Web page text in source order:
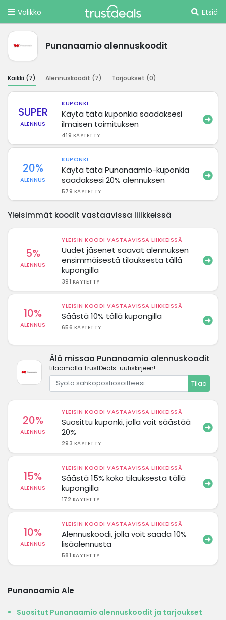
Valikko Etsiä
Punanaamio alennuskoodit
Kaikki (7) Alennuskoodit (7) Tarjoukset (0)
SUPER
ALENNUS
KUPONKI
Käytä tätä kuponkia saadaksesi
ilmaisen toimituksen
419 KÄYTETTY
20%
ALENNUS
KUPONKI
Käytä tätä Punanaamio-kuponkia
saadaksesi 20% alennuksen
579 KÄYTETTY
Yleisimmät koodit vastaavissa liiikkeissä
5%
ALENNUS
YLEISIN KOODI VASTAAVISSA LIIKKEISSÄ
Uudet jäsenet saavat alennuksen
ensimmäisestä tilauksesta tällä
kupongilla
391 KÄYTETTY
10%
ALENNUS
YLEISIN KOODI VASTAAVISSA LIIKKEISSÄ
Säästä 10% tällä kupongilla
656 KÄYTETTY
Älä missaa Punanaamio alennuskoodit
tilaamalla TrustDeals-uutiskirjeen!
Tilaa
20%
ALENNUS
YLEISIN KOODI VASTAAVISSA LIIKKEISSÄ
Suosittu kuponki, jolla voit säästää
20%
293 KÄYTETTY
15%
ALENNUS
YLEISIN KOODI VASTAAVISSA LIIKKEISSÄ
Säästä 15% koko tilauksesta tällä
kupongilla
172 KÄYTETTY
10%
ALENNUS
YLEISIN KOODI VASTAAVISSA LIIKKEISSÄ
Alennuskoodi, jolla voit saada 10%
lisäalennusta
581 KÄYTETTY
Punanaamio Ale
Suositut Punanaamio alennuskoodit ja tarjoukset